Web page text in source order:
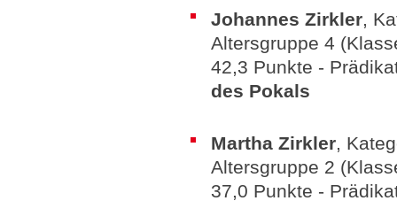
Johannes Zirkler,
Altersgruppe 4
42,3 Punkte -
des Pokals
Martha Zirkler,
Altersgruppe 2
37,0 Punkte -